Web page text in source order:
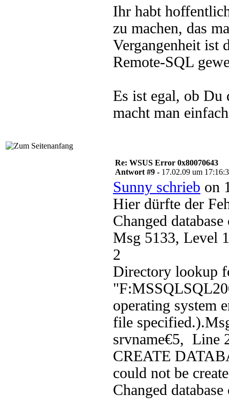
Ihr habt
zu machen, das
Vergangenheit ist
Remote-SQL
Es ist egal, ob Du
macht man
Re: WSUS Error 0x80070643
Antwort #9 - 17.02.09 um
Sunny schrieb on
Hier dürfte der
Changed
Msg 5133, Level
2
Directory lookup
operating system
file
srvname€5, Line
CREATE
could not be
Changed